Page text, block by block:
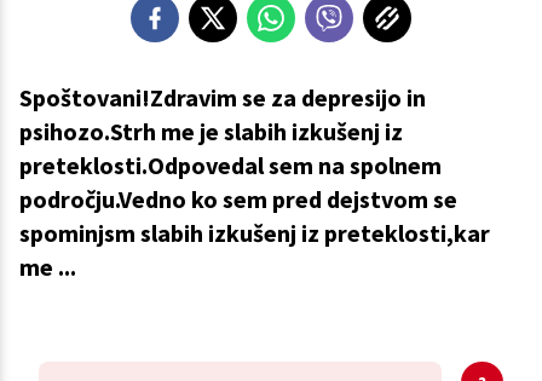
Spoštovani!Zdravim se za depresijo in
psihozo.Strh me je slabih izkušenj iz
preteklosti.Odpovedal sem na spolnem
področju.Vedno ko sem pred dejstvom se
spominjsm slabih izkušenj iz preteklosti,kar
me ...